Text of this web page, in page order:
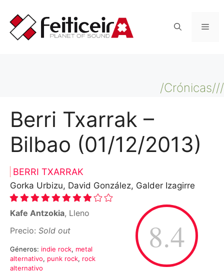
contenido
/Crónicas///
Berri Txarrak –
Bilbao (01/12/2013)
BERRI TXARRAK
Gorka Urbizu, David González, Galder Izagirre
8.4
Kafe Antzokia, Lleno
Precio: Sold out
Géneros: indie rock, metal
alternativo, punk rock, rock
alternativo